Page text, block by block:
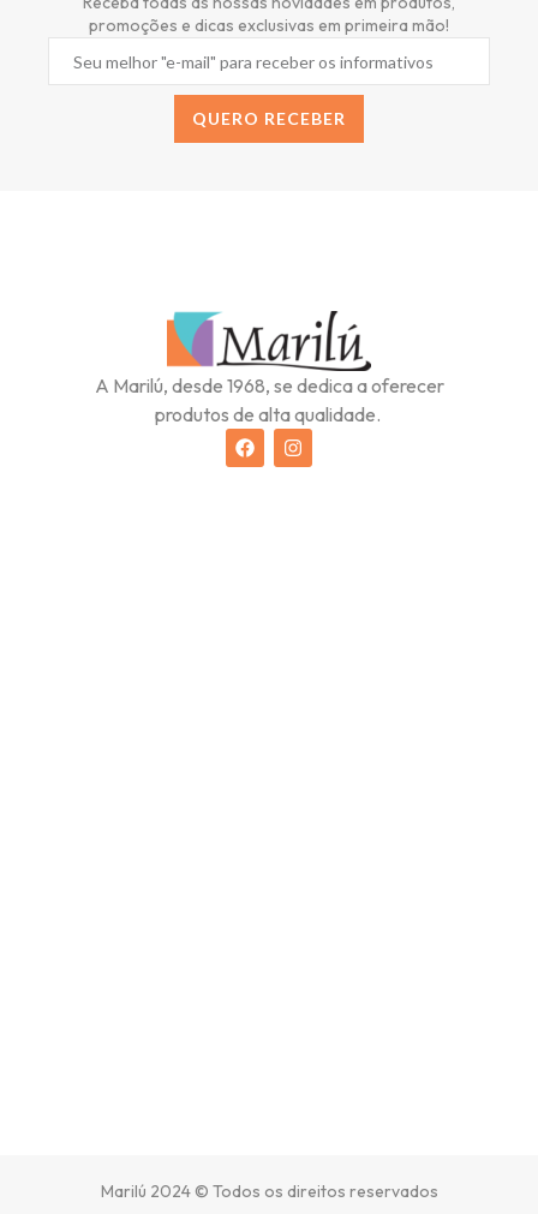
promoções e dicas exclusivas em primeira mão!
QUERO RECEBER
A Marilú, desde 1968, se dedica a oferecer
produtos de alta qualidade.
Marilú 2024 © Todos os direitos reservados